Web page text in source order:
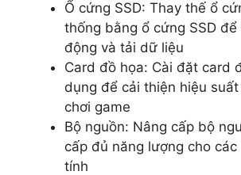
Ổ cứng SSD: Thay thế ổ
thống bằng ổ cứng SSD
động và tải dữ liệu
Card đồ họa: Cài đặt card
dụng để cải thiện hiệu
chơi game
Bộ nguồn: Nâng cấp bộ
cấp đủ năng lượng cho
tính